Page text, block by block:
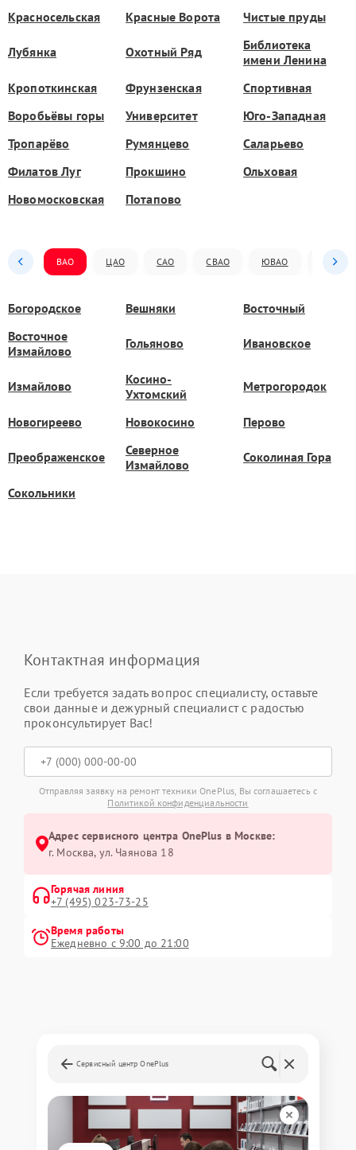
Красносельская Красные Ворота Чистые пруды
Лубянка Охотный Ряд
Библиотека
имени Ленина
Кропоткинская
Фрунзенская
Спортивная
Воробьёвы горы
Университет
Юго-Западная
Тропарёво
Румянцево
Саларьево
Филатов Луг
Прокшино
Ольховая
Новомосковская
Потапово
ВАО ЦАО САО СВАО ЮВАО ЮАО
Богородское Вешняки
Восточный
Восточное
Измайлово
Гольяново Ивановское
Измайлово
Косино-
Ухтомский
Метрогородок
Новогиреево Новокосино Перово
Преображенское
Северное
Измайлово
Соколиная Гора
Сокольники
Контактная информация
Если требуется задать вопрос специалисту, оставьте
свои данные и дежурный специалист с радостью
проконсультирует Вас!
Отправляя заявку на ремонт техники OnePlus, Вы соглашаетесь с
Политикой конфиденциальности
Адрес сервисного центра OnePlus в Москве:
г. Москва, ул. Чаянова 18
Горячая линия
+7 (495) 023-73-25
Время работы
Ежедневно с 9:00 до 21:00
Сервисный центр OnePlus